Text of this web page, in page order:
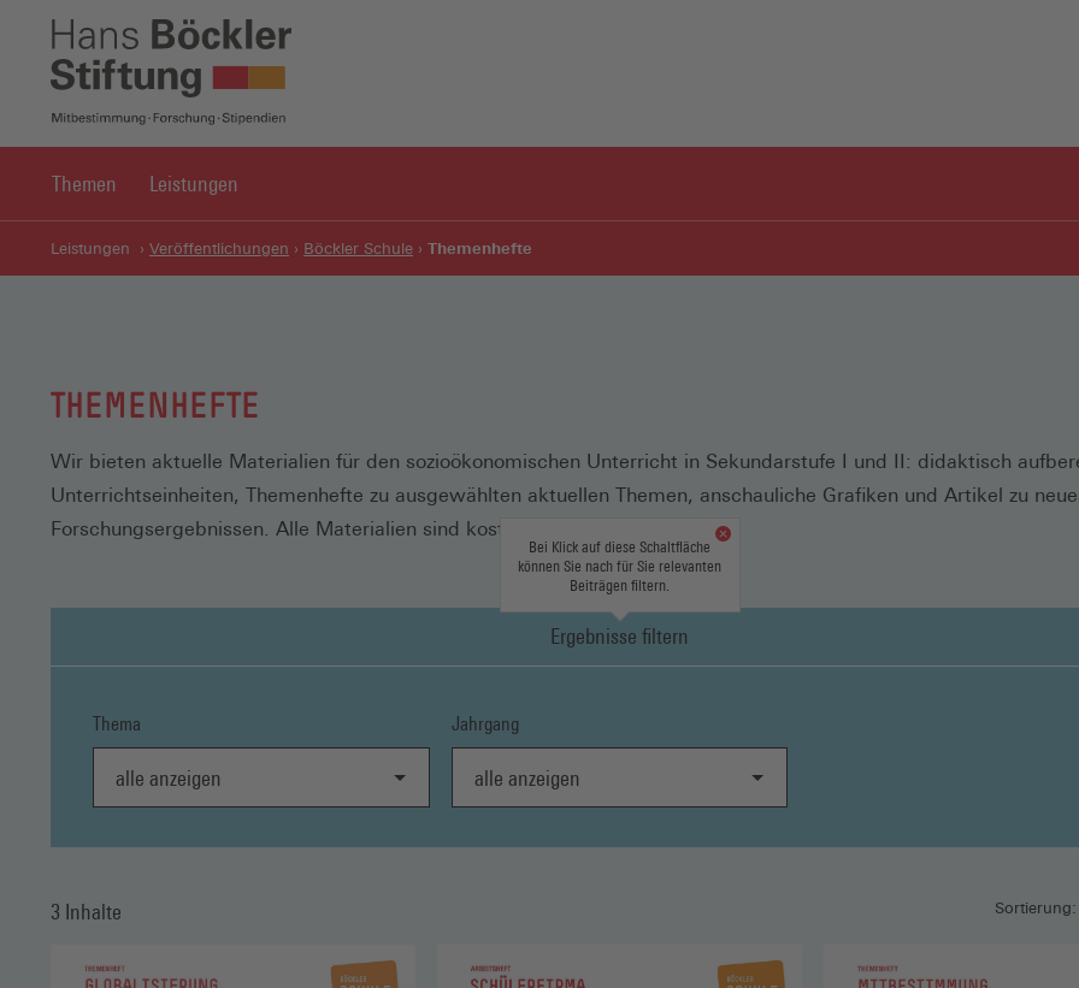
Themen Leistungen
Leistungen Veröffentlichungen Böckler Schule Themenhefte
THEMENHEFTE
Wir bieten aktuelle Materialien für den sozioökonomischen Unterricht in Sekundarstufe I und II: didaktisch
Unterrichtseinheiten, Themenhefte zu ausgewählten aktuellen Themen, anschauliche Grafiken und Artikel zu
Forschungsergebnissen. Alle Materialien sind kostenlos verfügbar.
Ergebnisse filtern
Bei Klick auf diese Schaltfläche
können Sie nach für Sie relevanten
Beiträgen filtern.
Thema
alle anzeigen
Jahrgang
alle anzeigen
3 Inhalte